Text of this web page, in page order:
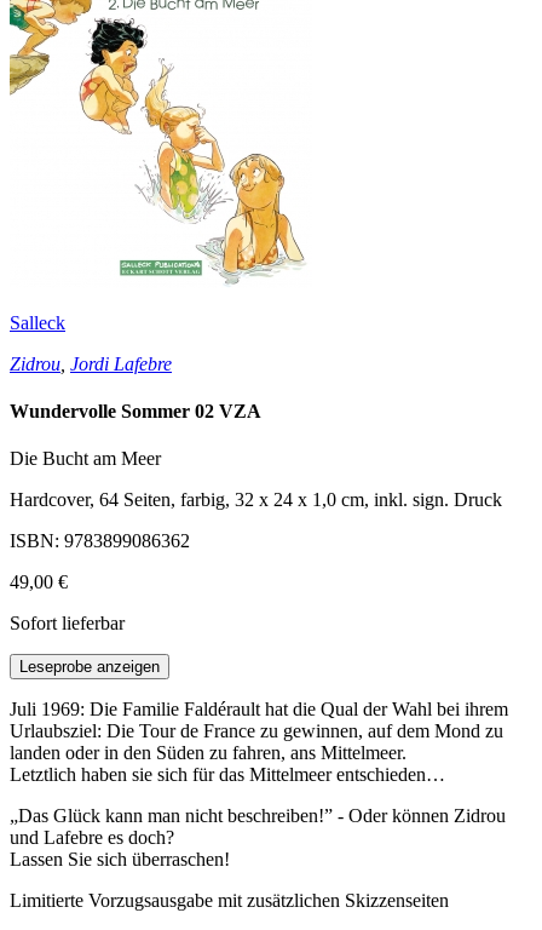
Salleck
Zidrou Jordi Lafebre
Wundervolle Sommer 02 VZA
Die Bucht am Meer
Hardcover, 64 Seiten, farbig, 32 x 24 x 1,0 cm, inkl. sign. Druck
ISBN: 9783899086362
49,00 €
Sofort lieferbar
Leseprobe anzeigen
Juli 1969: Die Familie Faldérault hat die Qual der Wahl bei ihrem
Urlaubsziel: Die Tour de France zu gewinnen, auf dem Mond zu
landen oder in den Süden zu fahren, ans Mittelmeer.
Letztlich haben sie sich für das Mittelmeer entschieden…
„Das Glück kann man nicht beschreiben!” - Oder können Zidrou
und Lafebre es doch?
Lassen Sie sich überraschen!
Limitierte Vorzugsausgabe mit zusätzlichen Skizzenseiten